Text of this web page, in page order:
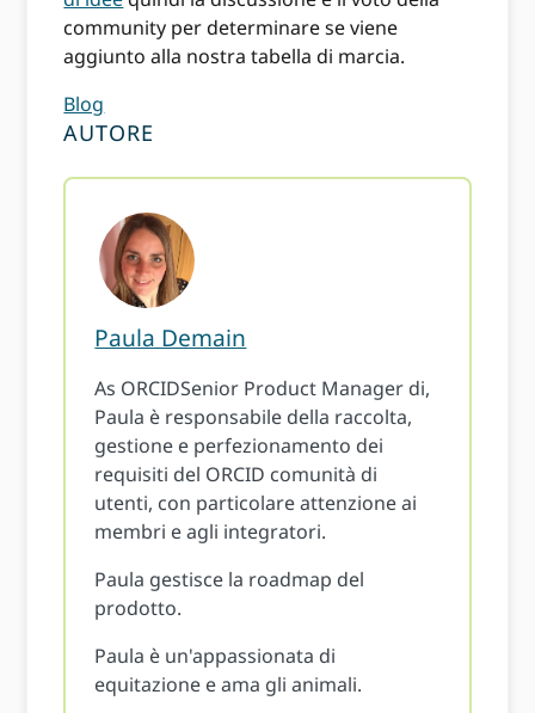
community per determinare se viene
aggiunto alla nostra tabella di marcia.
Blog
AUTORE
Paula Demain
As ORCIDSenior Product Manager di,
Paula è responsabile della raccolta,
gestione e perfezionamento dei
requisiti del ORCID comunità di
utenti, con particolare attenzione ai
membri e agli integratori.
Paula gestisce la roadmap del
prodotto.
Paula è un'appassionata di
equitazione e ama gli animali.